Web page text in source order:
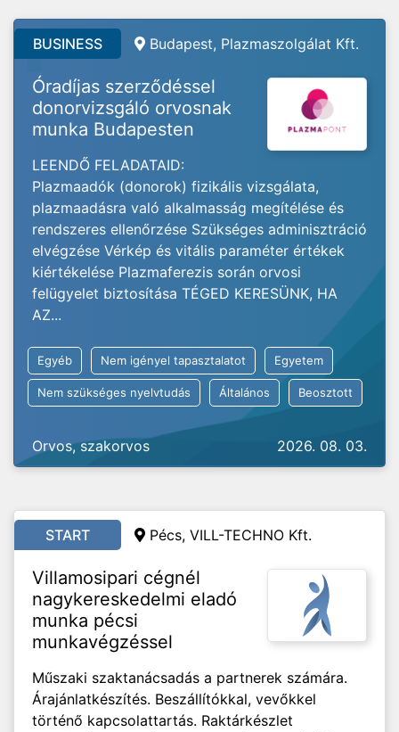
BUSINESS Budapest, Plazmaszolgálat Kft.
Óradíjas szerződéssel
donorvizsgáló orvosnak
munka Budapesten
LEENDŐ FELADATAID:
Plazmaadók (donorok) fizikális vizsgálata,
plazmaadásra való alkalmasság megítélése és
rendszeres ellenőrzése Szükséges adminisztráció
elvégzése Vérkép és vitális paraméter értékek
kiértékelése Plazmaferezis során orvosi
felügyelet biztosítása TÉGED KERESÜNK, HA
AZ...
Egyéb Nem igényel tapasztalatot Egyetem
Nem szükséges nyelvtudás Általános Beosztott
Orvos, szakorvos 2026. 08. 03.
START Pécs, VILL-TECHNO Kft.
Villamosipari cégnél
nagykereskedelmi eladó
munka pécsi
munkavégzéssel
Műszaki szaktanácsadás a partnerek számára.
Árajánlatkészítés. Beszállítókkal, vevőkkel
történő kapcsolattartás. Raktárkészlet